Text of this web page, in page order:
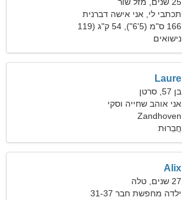
תכתבי לי, אני אישה דברנית
166 ס"מ (5'6"), 54 ק"ג (119
פאונד)
נישואים
Laure
בן 57, סרטן
אני אוהב שחייה וסקי
Zandhoven
חֲבֵרוּת
Alix
27 שנים, טלה
ילדה מחפשת חבר 31-37